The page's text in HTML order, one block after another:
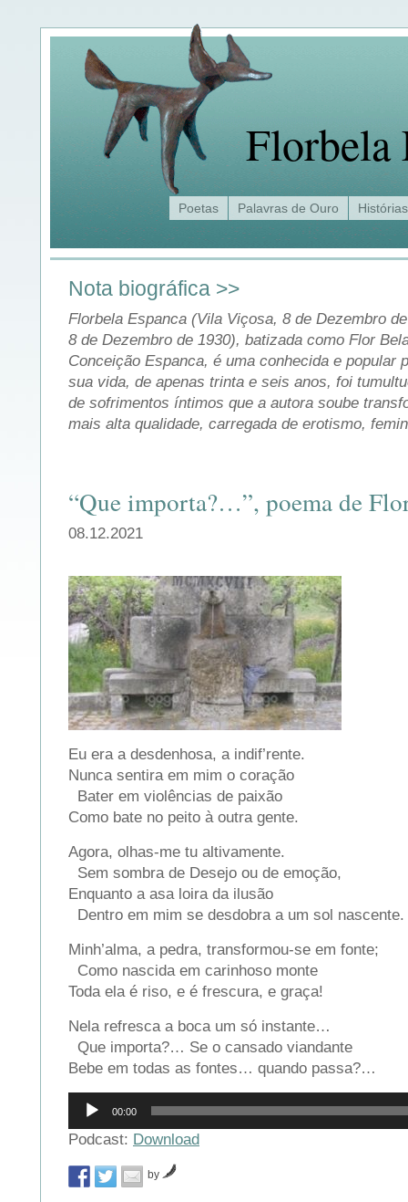
Florbela
Poetas Palavras de Ouro Histórias
Nota biográfica >>
Florbela Espanca (Vila Viçosa, 8 de Dezembro
8 de Dezembro de 1930), batizada como Flor
Conceição Espanca, é uma conhecida e popular
sua vida, de apenas trinta e seis anos, foi
de sofrimentos íntimos que a autora soube
mais alta qualidade, carregada de erotismo,
“Que importa?…”, poema de
08.12.2021
Eu era a desdenhosa, a indif’rente.
Nunca sentira em mim o coração
Bater em violências de paixão
Como bate no peito à outra gente.
Agora, olhas-me tu altivamente.
Sem sombra de Desejo ou de emoção,
Enquanto a asa loira da ilusão
Dentro em mim se desdobra a um sol nascente.
Minh’alma, a pedra, transformou-se em fonte;
Como nascida em carinhoso monte
Toda ela é riso, e é frescura, e graça!
Nela refresca a boca um só instante…
Que importa?… Se o cansado viandante
Bebe em todas as fontes… quando passa?…
Reprodutor
áudio
00:00
Podcast: Download
by